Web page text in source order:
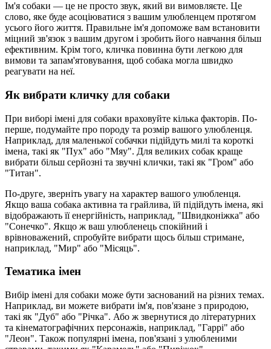
Ім'я собаки — це не просто звук, який ви вимовляєте. Це
слово, яке буде асоціюватися з вашим улюбленцем протягом
усього його життя. Правильне ім'я допоможе вам встановити
міцний зв'язок з вашим другом і зробить його навчання більш
ефективним. Крім того, кличка повинна бути легкою для
вимови та запам'ятовування, щоб собака могла швидко
реагувати на неї.
Як вибрати кличку для собаки
При виборі імені для собаки враховуйте кілька факторів. По-
перше, подумайте про породу та розмір вашого улюбленця.
Наприклад, для маленької собачки підійдуть милі та короткі
імена, такі як "Пух" або "Мяу". Для великих собак краще
вибрати більш серйозні та звучні клички, такі як "Гром" або
"Титан".
По-друге, зверніть увагу на характер вашого улюбленця.
Якщо ваша собака активна та грайлива, їй підійдуть імена, які
відображають її енергійність, наприклад, "Швидконіжка" або
"Сонечко". Якщо ж ваш улюбленець спокійний і
врівноважений, спробуйте вибрати щось більш стримане,
наприклад, "Мир" або "Місяць".
Тематика імен
Вибір імені для собаки може бути заснований на різних темах.
Наприклад, ви можете вибрати ім'я, пов'язане з природою,
такі як "Дуб" або "Річка". Або ж звернутися до літературних
та кінематографічних персонажів, наприклад, "Гаррі" або
"Леон". Також популярні імена, пов'язані з улюбленими